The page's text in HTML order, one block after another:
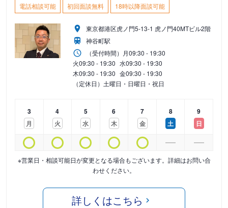
電話相談可能 初回面談無料 18時以降面談可能
東京都港区虎ノ門5-13-1 虎ノ門40MTビル2階
神谷町駅
（受付時間） 月09:30 - 19:30
火09:30 - 19:30 水09:30 - 19:30
木09:30 - 19:30 金09:30 - 19:30
（定休日）土曜日・日曜日・祝日
3
月
4
火
5
水
6
木
7
金
8
土
9
日
※営業日・相談可能日が変更となる場合もございます。詳細はお問い合
わせください。
詳しくはこちら